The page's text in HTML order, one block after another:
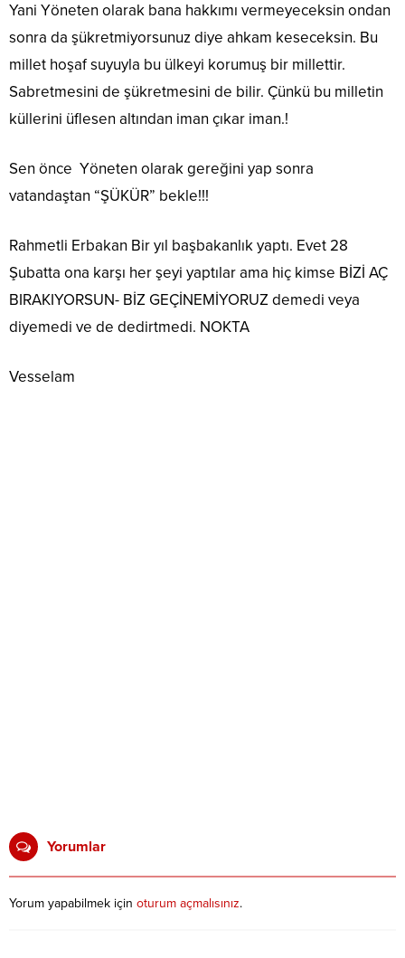
Yani Yöneten olarak bana hakkımı vermeyeceksin ondan
sonra da şükretmiyorsunuz diye ahkam keseceksin. Bu
millet hoşaf suyuyla bu ülkeyi korumuş bir millettir.
Sabretmesini de şükretmesini de bilir. Çünkü bu milletin
küllerini üflesen altından iman çıkar iman.!
Sen önce Yöneten olarak gereğini yap sonra
vatandaştan “ŞÜKÜR” bekle!!!
Rahmetli Erbakan Bir yıl başbakanlık yaptı. Evet 28
Şubatta ona karşı her şeyi yaptılar ama hiç kimse BİZİ AÇ
BIRAKIYORSUN- BİZ GEÇİNEMİYORUZ demedi veya
diyemedi ve de dedirtmedi. NOKTA
Vesselam
Yorumlar
Yorum yapabilmek için oturum açmalısınız.